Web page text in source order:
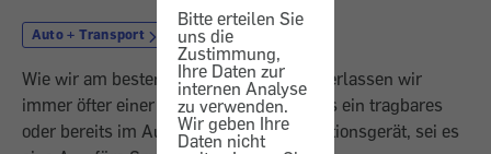
Bitte erteilen Sie
uns die
Zustimmung,
Ihre Daten zur
internen Analyse
zu verwenden.
Wir geben Ihre
Daten nicht
Auto + Transport Navigationsgerät
Wie wir am besten ans Ziel kommen, überlassen wir
immer öfter einer Navigationshilfe. Sei es ein tragbares
oder bereits im Auto installiertes Navigationsgerät, sei es